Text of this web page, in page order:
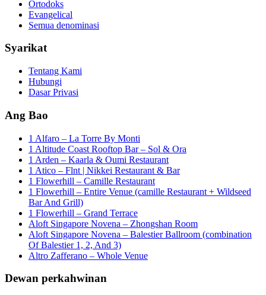
Ortodoks
Evangelical
Semua denominasi
Syarikat
Tentang Kami
Hubungi
Dasar Privasi
Ang Bao
1 Alfaro – La Torre By Monti
1 Altitude Coast Rooftop Bar – Sol & Ora
1 Arden – Kaarla & Oumi Restaurant
1 Atico – Flnt | Nikkei Restaurant & Bar
1 Flowerhill – Camille Restaurant
1 Flowerhill – Entire Venue (camille Restaurant + Wildseed
Bar And Grill)
1 Flowerhill – Grand Terrace
Aloft Singapore Novena – Zhongshan Room
Aloft Singapore Novena – Balestier Ballroom (combination
Of Balestier 1, 2, And 3)
Altro Zafferano – Whole Venue
Dewan perkahwinan